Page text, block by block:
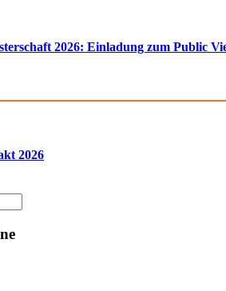
2026: Einladung zum Public
2026